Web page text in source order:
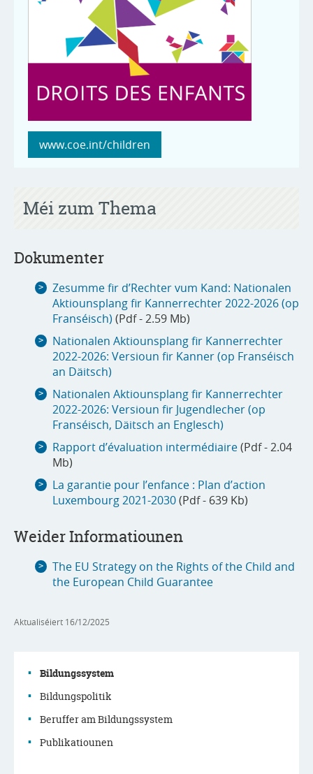
www.coe.int/children
Méi zum Thema
Dokumenter
Zesumme fir d’Rechter vum Kand: Nationalen
Aktiounsplang fir Kannerrechter 2022-2026 (op
Franséisch) (Pdf - 2.59 Mb)
Nationalen Aktiounsplang fir Kannerrechter
2022-2026: Versioun fir Kanner (op Franséisch
an Däitsch)
Nationalen Aktiounsplang fir Kannerrechter
2022-2026: Versioun fir Jugendlecher (op
Franséisch, Däitsch an Englesch)
Rapport d’évaluation intermédiaire(Pdf - 2.04
Mb)
La garantie pour l’enfance : Plan d’action
Luxembourg 2021-2030(Pdf - 639 Kb)
Weider Informatiounen
The EU Strategy on the Rights of the Child and
the European Child Guarantee
Aktualiséiert 16/12/2025
Menu
de
Bildungssystem
Bildungspolitik
Beruffer am Bildungssystem
Publikatiounen